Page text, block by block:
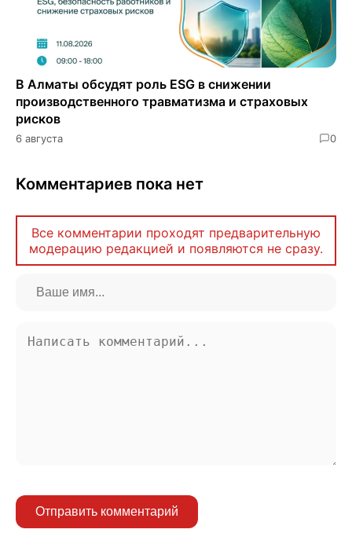
В Алматы обсудят роль ESG в снижении
производственного травматизма и страховых
рисков
6 августа 0
Комментариев пока нет
Все комментарии проходят предварительную
модерацию редакцией и появляются не сразу.
Отправить комментарий